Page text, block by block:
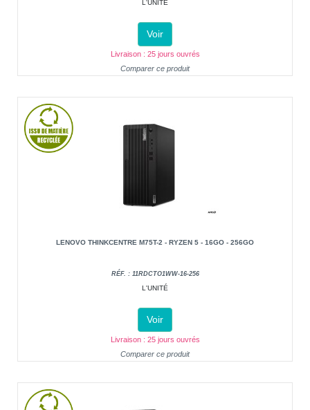
L'UNITÉ
Voir
Livraison : 25 jours ouvrés
Comparer ce produit
LENOVO THINKCENTRE M75T-2 - RYZEN 5 - 16GO - 256GO
RÉF. : 11RDCTO1WW-16-256
L'UNITÉ
Voir
Livraison : 25 jours ouvrés
Comparer ce produit